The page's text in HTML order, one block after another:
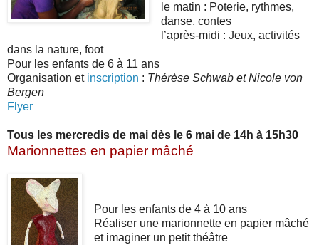
le matin : Poterie, rythmes,
danse, contes
l’après-midi : Jeux, activités
dans la nature, foot
Pour les enfants de 6 à 11 ans
Organisation et inscription : Thérèse Schwab et Nicole von
Bergen
Flyer
Tous les mercredis de mai dès le 6 mai de 14h à 15h30
Marionnettes en papier mâché
Pour les enfants de 4 à 10 ans
Réaliser une marionnette en papier mâché
et imaginer un petit théâtre